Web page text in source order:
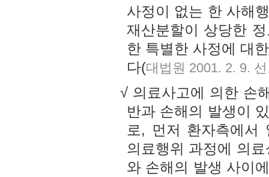
사정이 없는 한 사해
재산분할이 상당한
한 특별한 사정에 대
다(대법원 2001. 2. 9.
√ 의료사고에 의한 손
반과 손해의 발생이
로, 먼저 환자측에서
의료행위 과정에 의
와 손해의 발생 사이